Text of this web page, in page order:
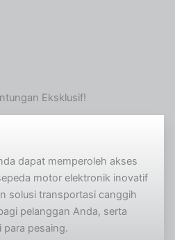
Eksklusif!
dapat memperoleh akses
motor elektronik inovatif
solusi transportasi canggih
pelanggan Anda, serta
para pesaing.